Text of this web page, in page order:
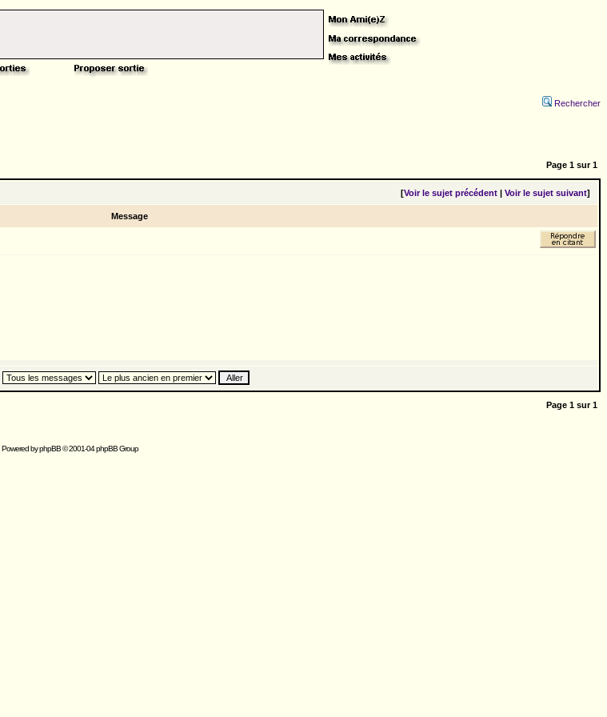
Rechercher
Page 1 sur1
[Voir le sujet précédent | Voir le sujet suivant]
Message
Page 1 sur1
Powered byphpBB© 2001-04 phpBB Group